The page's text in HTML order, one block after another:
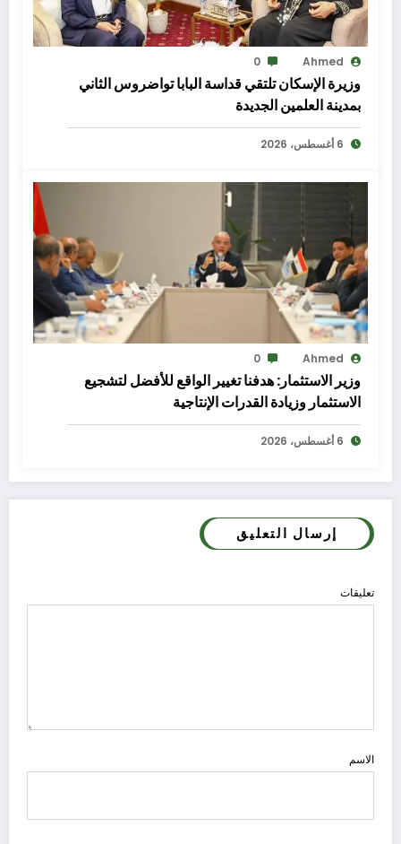
Ahmed
0
وزيرة الإسكان تلتقي قداسة البابا تواضروس الثاني
بمدينة العلمين الجديدة
6 أغسطس، 2026
Ahmed
0
وزير الاستثمار: هدفنا تغيير الواقع للأفضل لتشجيع
الاستثمار وزيادة القدرات الإنتاجية
6 أغسطس، 2026
إرسال التعليق
تعليقات
الاسم